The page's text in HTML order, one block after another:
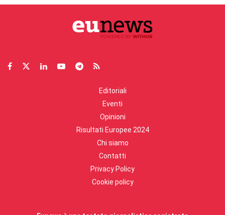
Editoriali
Eventi
Opinioni
Risultati Europee 2024
Chi siamo
Contatti
Privacy Policy
Cookie policy